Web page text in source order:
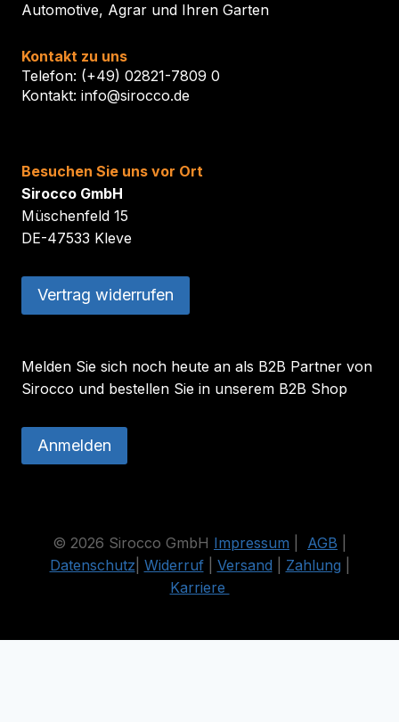
Automotive, Agrar und Ihren Garten
Kontakt zu uns
Telefon: (+49) 02821-7809 0
Kontakt: info@sirocco.de
Besuchen Sie uns vor Ort
Sirocco GmbH
Müschenfeld 15
DE-47533 Kleve
Vertrag widerrufen
Melden Sie sich noch heute an als B2B Partner von
Sirocco und bestellen Sie in unserem B2B Shop
Anmelden
© 2026 Sirocco GmbH Impressum AGB
Datenschutz Widerruf| Versand Zahlung
Karriere